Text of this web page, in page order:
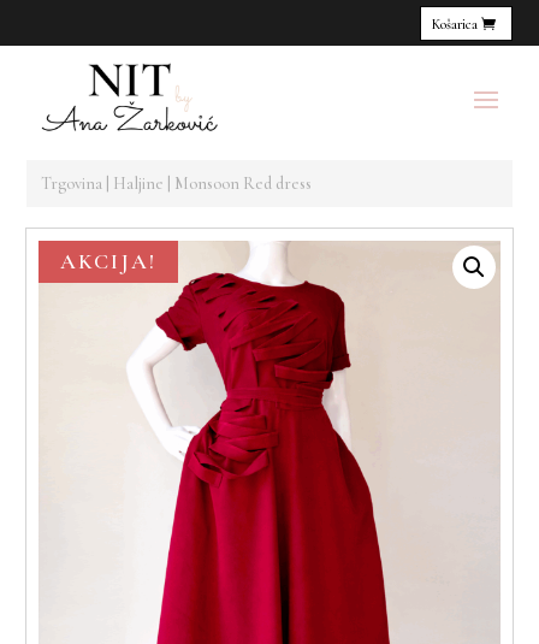
Košarica
Trgovina Haljine | Monsoon Red dress
AKCIJA!